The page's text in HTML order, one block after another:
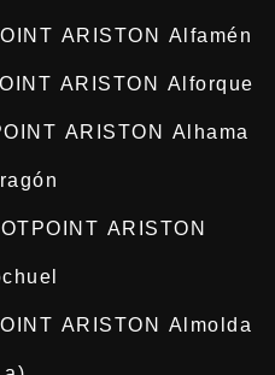
ARISTON Alfamén
ARISTON Alforque
ARISTON Alhama
ARISTON
ARISTON Almolda